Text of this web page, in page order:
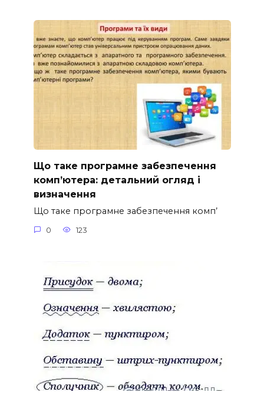
Що таке програмне забезпечення
комп’ютера: детальний огляд і
визначення
Що таке програмне забезпечення комп’
0 123